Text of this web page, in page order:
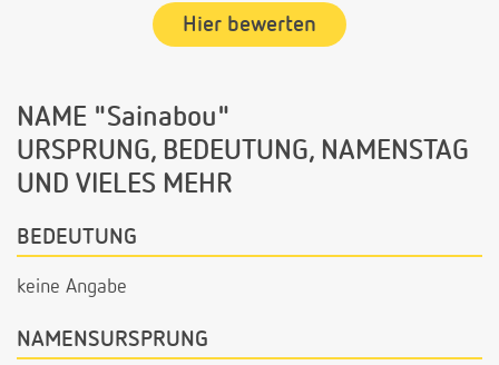
Hier bewerten
NAME "Sainabou"
URSPRUNG, BEDEUTUNG, NAMENSTAG
UND VIELES MEHR
BEDEUTUNG
keine Angabe
NAMENSURSPRUNG